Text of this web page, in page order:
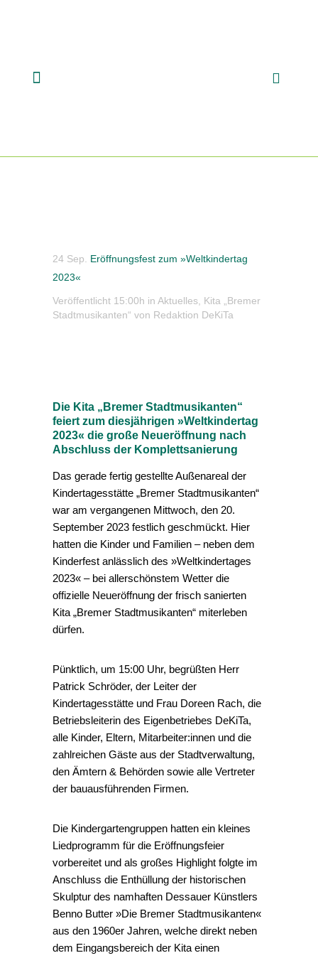
24 Sep.
Eröffnungsfest zum »Weltkindertag
2023«
Veröffentlicht 15:00h in Aktuelles Kita „Bremer
Stadtmusikanten“ von Redaktion DeKiTa
Die Kita „Bremer Stadtmusikanten“
feiert zum diesjährigen »Weltkindertag
2023« die große Neueröffnung nach
Abschluss der Komplettsanierung
Das gerade fertig gestellte Außenareal der
Kindertagesstätte „Bremer Stadtmusikanten“
war am vergangenen Mittwoch, den 20.
September 2023 festlich geschmückt. Hier
hatten die Kinder und Familien – neben dem
Kinderfest anlässlich des »Weltkindertages
2023« – bei allerschönstem Wetter die
offizielle Neueröffnung der frisch sanierten
Kita „Bremer Stadtmusikanten“ miterleben
dürfen.
Pünktlich, um 15:00 Uhr, begrüßten Herr
Patrick Schröder, der Leiter der
Kindertagesstätte und Frau Doreen Rach, die
Betriebsleiterin des Eigenbetriebes DeKiTa,
alle Kinder, Eltern, Mitarbeiter:innen und die
zahlreichen Gäste aus der Stadtverwaltung,
den Ämtern & Behörden sowie alle Vertreter
der bauausführenden Firmen.
Die Kindergartengruppen hatten ein kleines
Liedprogramm für die Eröffnungsfeier
vorbereitet und als großes Highlight folgte im
Anschluss die Enthüllung der historischen
Skulptur des namhaften Dessauer Künstlers
Benno Butter »Die Bremer Stadtmusikanten«
aus den 1960er Jahren, welche direkt neben
dem Eingangsbereich der Kita einen